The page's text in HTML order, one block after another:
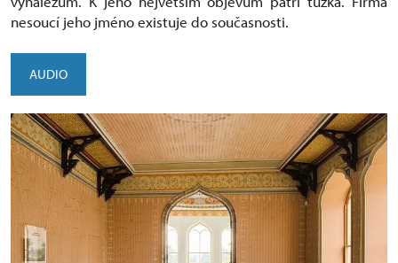
nesoucí jeho jméno existuje do současnosti.
AUDIO